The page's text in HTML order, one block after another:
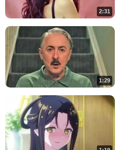
2:31
1:29